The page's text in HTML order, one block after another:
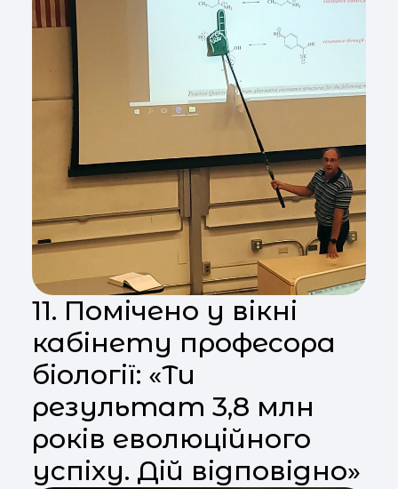
11. Помічено у вікні
кабінету професора
біології: «Ти
результат 3,8 млн
років еволюційного
успіху. Дій відповідно»